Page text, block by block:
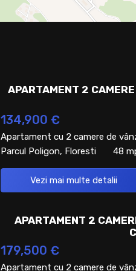
APARTAMENT 2
134,900 €
Apartament cu 2 camere de
Parcul Poligon, Floresti
48
Vezi mai multe detalii
APARTAMENT 2
179,500 €
Apartament cu 2 camere de